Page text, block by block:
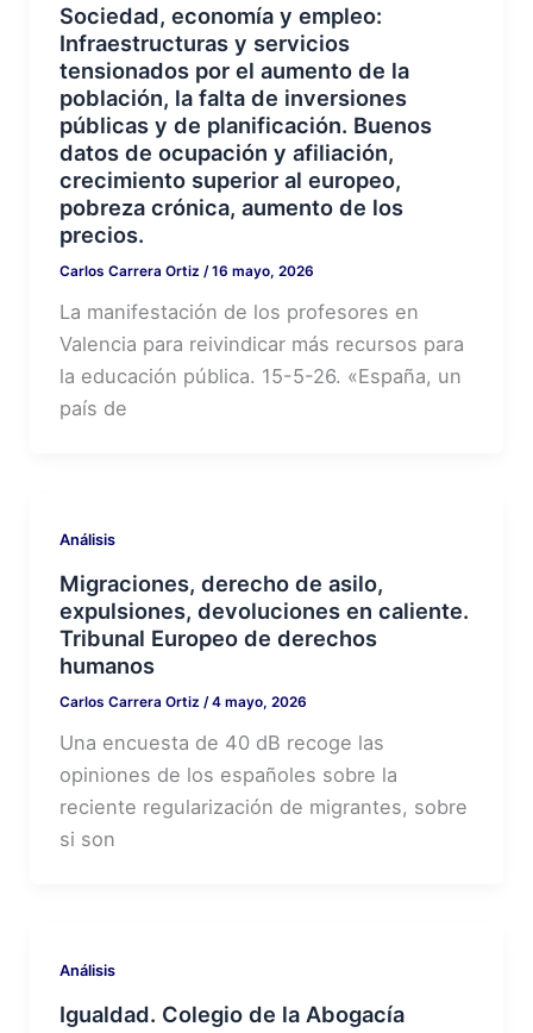
Sociedad, economía y empleo:
Infraestructuras y servicios
tensionados por el aumento de la
población, la falta de inversiones
públicas y de planificación. Buenos
datos de ocupación y afiliación,
crecimiento superior al europeo,
pobreza crónica, aumento de los
precios.
Carlos Carrera Ortiz /16 mayo, 2026
La manifestación de los profesores en
Valencia para reivindicar más recursos para
la educación pública. 15-5-26. «España, un
país de
Análisis
Migraciones, derecho de asilo,
expulsiones, devoluciones en caliente.
Tribunal Europeo de derechos
humanos
Carlos Carrera Ortiz /4 mayo, 2026
Una encuesta de 40 dB recoge las
opiniones de los españoles sobre la
reciente regularización de migrantes, sobre
si son
Análisis
Igualdad. Colegio de la Abogacía